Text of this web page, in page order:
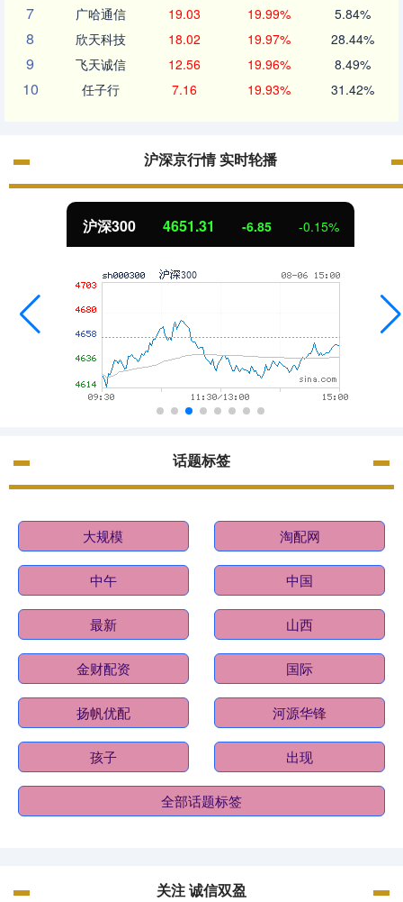
7 广哈通信 19.03 19.99% 5.84%
8 欣天科技 18.02 19.97% 28.44%
9 飞天诚信 12.56 19.96% 8.49%
10 任子行 7.16 19.93% 31.42%
沪深京行情 实时轮播
北证50 1122.88 3.42 0.30%
话题标签
大规模 淘配网
中午 中国
最新 山西
金财配资 国际
扬帆优配 河源华锋
孩子 出现
全部话题标签
关注 诚信双盈